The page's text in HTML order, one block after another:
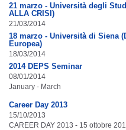
21 marzo - Università degli
ALLA CRISI)
21/03/2014
18 marzo - Università di Siena
Europea)
18/03/2014
2014 DEPS Seminar
08/01/2014
January - March
Career Day 2013
15/10/2013
CAREER DAY 2013 - 15 ottobre